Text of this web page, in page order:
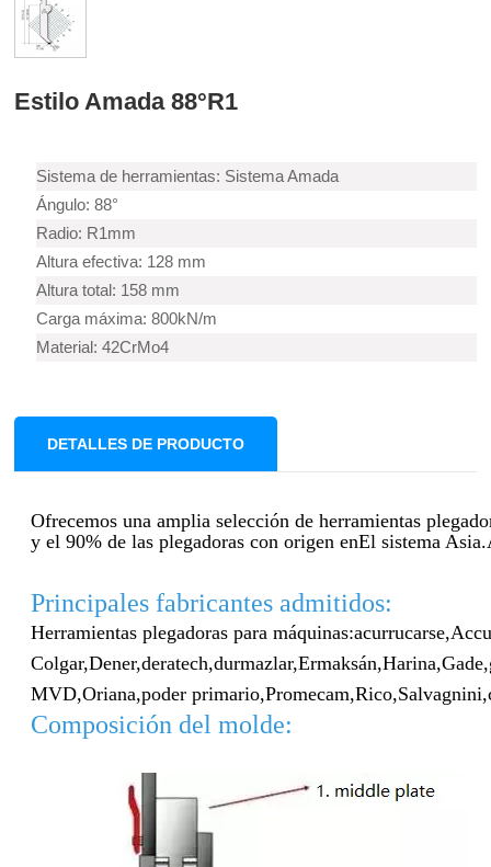
Estilo Amada 88°R1
Sistema de herramientas: Sistema Amada
Ángulo: 88°
Radio: R1mm
Altura efectiva: 128 mm
Altura total: 158 mm
Carga máxima: 800kN/m
Material: 42CrMo4
DETALLES DE PRODUCTO
Ofrecemos una amplia selección de herramientas
y el 90% de las plegadoras con origen enEl sistema
Principales fabricantes admitidos:
Herramientas plegadoras para máquinas:acurrucarse,
Colgar,Dener,deratech,durmazlar,Ermaksán,Harina,Gade,
MVD,Oriana,poder primario,Promecam,Rico,Salvagnini,
Composición del molde: